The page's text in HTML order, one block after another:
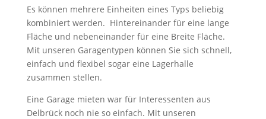
Es können mehrere Einheiten eines Typs beliebig
kombiniert werden. Hintereinander für eine lange
Fläche und nebeneinander für eine Breite Fläche.
Mit unseren Garagentypen können Sie sich schnell,
einfach und flexibel sogar eine Lagerhalle
zusammen stellen.
Eine Garage mieten war für Interessenten aus
Delbrück noch nie so einfach. Mit unseren